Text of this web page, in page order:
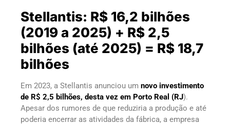
Stellantis: R$ 16,2 bilhões
(2019 a 2025) + R$ 2,5
bilhões (até 2025) = R$ 18,7
bilhões
Em 2023, a Stellantis anunciou um novo investimento
de R$ 2,5 bilhões, desta vez em Porto Real (RJ).
Apesar dos rumores de que reduziria a produção e até
poderia encerrar as atividades da fábrica, a empresa